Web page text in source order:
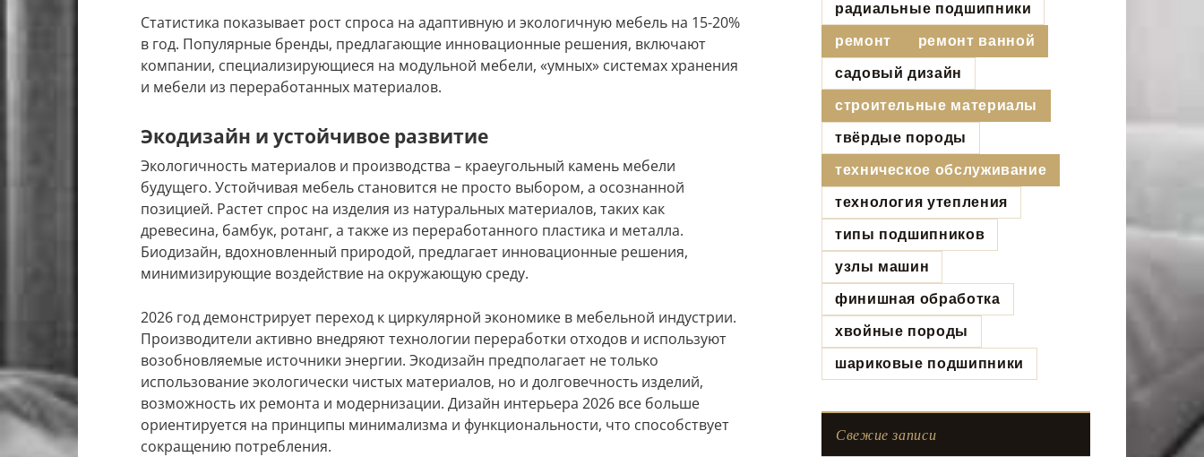
Статистика показывает рост спроса на адаптивную и экологичную мебель на 15-20%
в год. Популярные бренды, предлагающие инновационные решения, включают
компании, специализирующиеся на модульной мебели, «умных» системах хранения
и мебели из переработанных материалов.
Экодизайн и устойчивое развитие
Экологичность материалов и производства – краеугольный камень мебели
будущего. Устойчивая мебель становится не просто выбором, а осознанной
позицией. Растет спрос на изделия из натуральных материалов, таких как
древесина, бамбук, ротанг, а также из переработанного пластика и металла.
Биодизайн, вдохновленный природой, предлагает инновационные решения,
минимизирующие воздействие на окружающую среду.
2026 год демонстрирует переход к циркулярной экономике в мебельной индустрии.
Производители активно внедряют технологии переработки отходов и используют
возобновляемые источники энергии. Экодизайн предполагает не только
использование экологически чистых материалов, но и долговечность изделий,
возможность их ремонта и модернизации. Дизайн интерьера 2026 все больше
ориентируется на принципы минимализма и функциональности, что способствует
сокращению потребления.
радиальные подшипники
ремонт ремонт ванной
садовый дизайн
строительные материалы
твёрдые породы
техническое обслуживание
технология утепления
типы подшипников
узлы машин
финишная обработка
хвойные породы
шариковые подшипники
Свежие записи